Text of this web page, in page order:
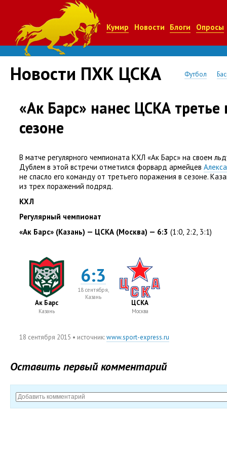
Кумир Новости Блоги Опросы
Новости ПХК ЦСКА Футбол
«Ак Барс» нанес ЦСКА
сезоне
В матче регулярного чемпионата КХЛ «Ак Барс» на своем
Дублем в этой встречи отметился форвард армейцев
не спасло его команду от третьего поражения в сезоне.
из трех поражений подряд.
КХЛ
Регулярный чемпионат
«Ак Барс» (Казань) — ЦСКА (Москва) — 6:3 (1:0, 2:2, 3:1)
Ак Барс
Казань
6:3
18 сентября,
Казань
ЦСКА
Москва
18 сентября 2015 • источник:www.sport-express.ru
Оставить первый комментарий